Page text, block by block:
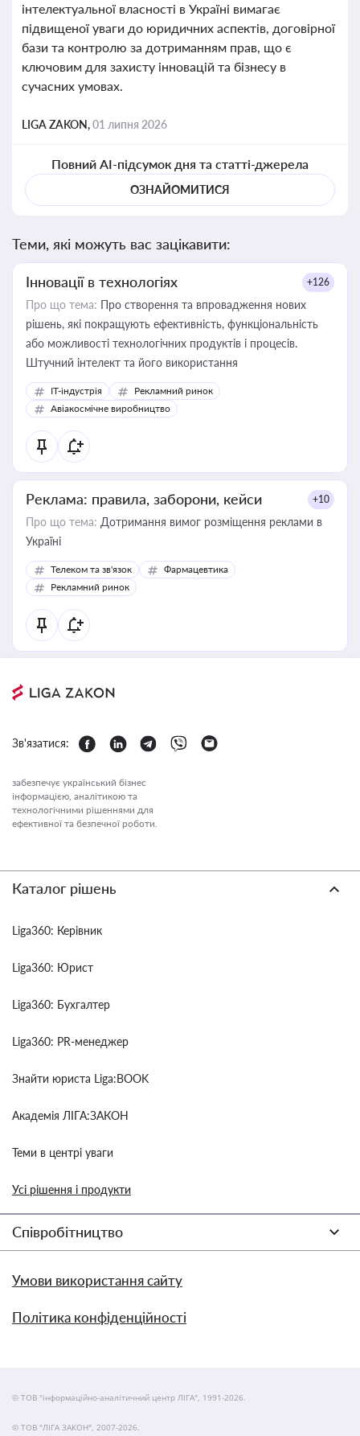
інтелектуальної власності в Україні вимагає
підвищеної уваги до юридичних аспектів, договірної
бази та контролю за дотриманням прав, що є
ключовим для захисту інновацій та бізнесу в
сучасних умовах.
LIGA ZAKON,01 липня 2026
Повний AI-підсумок дня та статті-джерела
ОЗНАЙОМИТИСЯ
Теми, які можуть вас зацікавити:
Інновації в технологіях +126
Про що тема: Про створення та впровадження нових
рішень, які покращують ефективність, функціональність
або можливості технологічних продуктів і процесів.
Штучний інтелект та його використання
IT-індустрія
Рекламний ринок
Авіакосмічне виробництво
Реклама: правила, заборони, кейси +10
Про що тема: Дотримання вимог розміщення реклами в
Україні
Телеком та зв'язок
Фармацевтика
Рекламний ринок
Зв'язатися:
забезпечує український бізнес
інформацією, аналітикою та
технологічними рішеннями для
ефективної та безпечної роботи.
Каталог рішень
Liga360: Керівник
Liga360: Юрист
Liga360: Бухгалтер
Liga360: PR-менеджер
Знайти юриста Liga:BOOK
Академія ЛІГА:ЗАКОН
Теми в центрі уваги
Усі рішення і продукти
Співробітництво
Умови використання сайту
Політика конфіденційності
© ТОВ "інформаційно-аналітичний центр ЛІГА", 1991-2026.
© ТОВ "ЛІГА ЗАКОН", 2007-2026.